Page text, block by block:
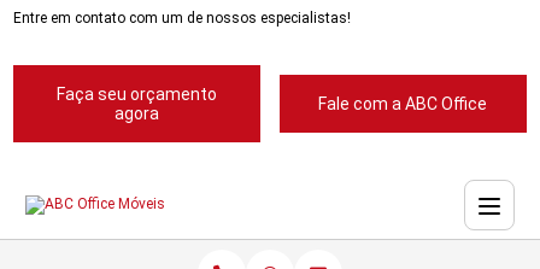
Entre em contato com um de nossos especialistas!
Faça seu orçamento
agora
Fale com a ABC Office